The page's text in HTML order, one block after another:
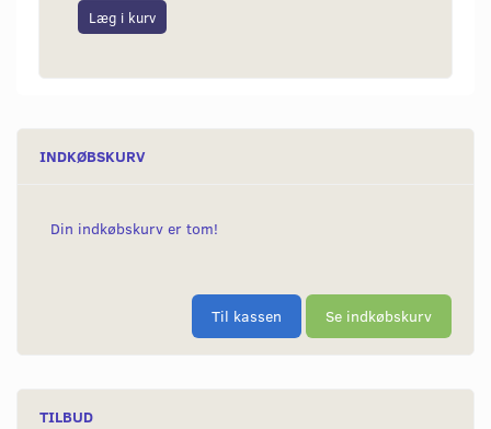
Læg i kurv
INDKØBSKURV
Din indkøbskurv er tom!
Til kassen Se indkøbskurv
TILBUD